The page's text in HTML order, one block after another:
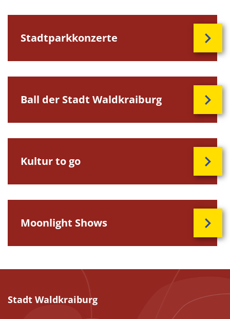
Stadtparkkonzerte
Ball der Stadt Waldkraiburg
Kultur to go
Moonlight Shows
Stadt Waldkraiburg